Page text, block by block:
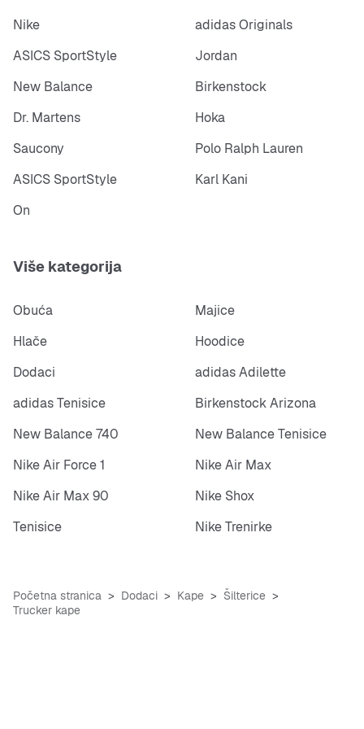
Nike
adidas Originals
ASICS SportStyle
Jordan
New Balance
Birkenstock
Dr. Martens
Hoka
Saucony
Polo Ralph Lauren
ASICS SportStyle
Karl Kani
On
Više kategorija
Obuća
Majice
Hlače
Hoodice
Dodaci
adidas Adilette
adidas Tenisice
Birkenstock Arizona
New Balance 740
New Balance Tenisice
Nike Air Force 1
Nike Air Max
Nike Air Max 90
Nike Shox
Tenisice
Nike Trenirke
Početna stranica Dodaci Kape
Šilterice
Trucker kape